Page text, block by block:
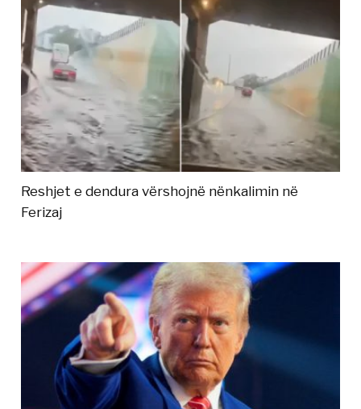
Reshjet e dendura vërshojnë nënkalimin në
Ferizaj